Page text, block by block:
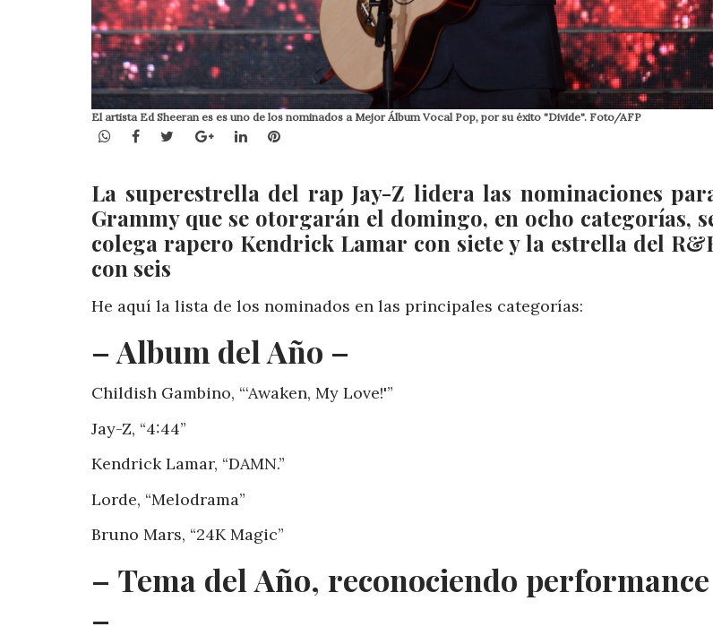
El artista Ed Sheeran es es uno de los nominados a Mejor Álbum Vocal Pop, por su éxito "Divide". Foto/AFP
WhatsApp
Facebook
TwitterGoogle+LinkedInPinterest
La superestrella del rap Jay-Z lidera las nominaciones
Grammy que se otorgarán el domingo, en ocho categorías,
colega rapero Kendrick Lamar con siete y la estrella del
con seis
He aquí la lista de los nominados en las principales categorías:
– Album del Año –
Childish Gambino, “‘Awaken, My Love!'”
Jay-Z, “4:44”
Kendrick Lamar, “DAMN.”
Lorde, “Melodrama”
Bruno Mars, “24K Magic”
– Tema del Año, reconociendo
–